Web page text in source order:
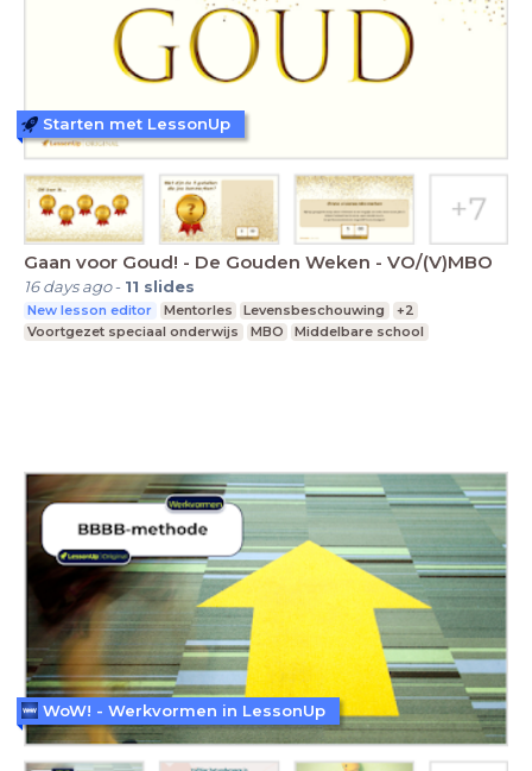
Gaan voor Goud! - De Gouden Weken - VO/(V)MBO
16 days ago- 11 slides
New lesson editor Mentorles Levensbeschouwing
+2
Voortgezet speciaal onderwijs
MBO Middelbare school
Starten met LessonUp
WoW! - Werkvormen in LessonUp